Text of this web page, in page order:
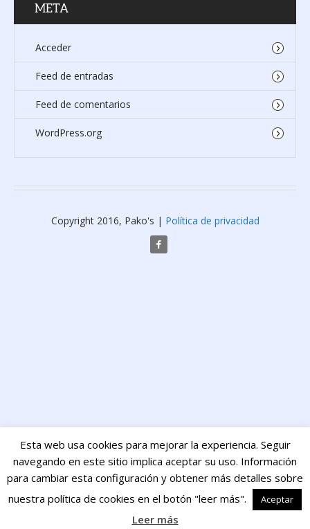
META
Acceder
Feed de entradas
Feed de comentarios
WordPress.org
Copyright 2016, Pako's | Política de privacidad
Esta web usa cookies para mejorar la experiencia. Seguir
navegando en este sitio implica aceptar su uso. Información
para cambiar esta configuración y obtener más detalles sobre
nuestra política de cookies en el botón "leer más".
Aceptar
Leer más